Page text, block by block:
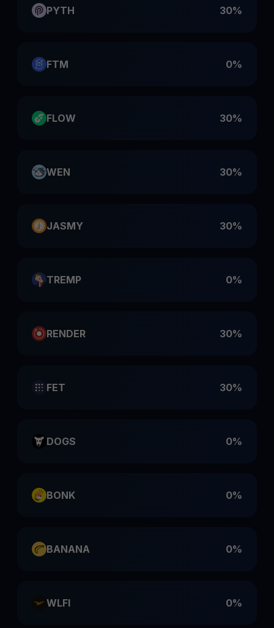
PYTH 30%
FTM 0%
FLOW 30%
WEN 30%
JASMY 30%
TREMP 0%
RENDER 30%
FET 30%
DOGS 0%
BONK 0%
BANANA 0%
WLFI 0%